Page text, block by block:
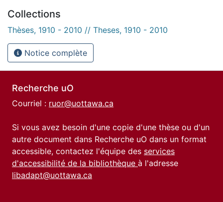
Collections
Thèses, 1910 - 2010 // Theses, 1910 - 2010
Notice complète
Recherche uO
Courriel : ruor@uottawa.ca
Si vous avez besoin d'une copie d'une thèse ou d'un
autre document dans Recherche uO dans un format
accessible, contactez l'équipe des services
d'accessibilité de la bibliothèque à l'adresse
libadapt@uottawa.ca